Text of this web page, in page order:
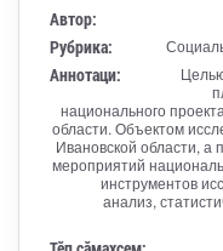
Автор:
Рубрика:
Аннотаци:
национального
области. Объектом
Ивановской области,
мероприятий
инструментов
анализ,